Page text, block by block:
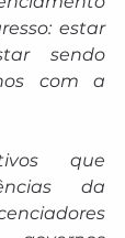
estar
sendo
com a
que
da